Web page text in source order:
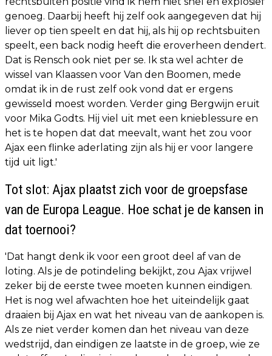
genoeg. Daarbij heeft hij zelf ook aangegeven dat hij
liever op tien speelt en dat hij, als hij op rechtsbuiten
speelt, een back nodig heeft die eroverheen dendert.
Dat is Rensch ook niet per se. Ik sta wel achter de
wissel van Klaassen voor Van den Boomen, mede
omdat ik in de rust zelf ook vond dat er ergens
gewisseld moest worden. Verder ging Bergwijn eruit
voor Mika Godts. Hij viel uit met een knieblessure en
het is te hopen dat dat meevalt, want het zou voor
Ajax een flinke aderlating zijn als hij er voor langere
tijd uit ligt.'
Tot slot: Ajax plaatst zich voor de groepsfase
van de Europa League. Hoe schat je de kansen in
dat toernooi?
'Dat hangt denk ik voor een groot deel af van de
loting. Als je de potindeling bekijkt, zou Ajax vrijwel
zeker bij de eerste twee moeten kunnen eindigen.
Het is nog wel afwachten hoe het uiteindelijk gaat
draaien bij Ajax en wat het niveau van de aankopen is.
Als ze niet verder komen dan het niveau van deze
wedstrijd, dan eindigen ze laatste in de groep, wie ze